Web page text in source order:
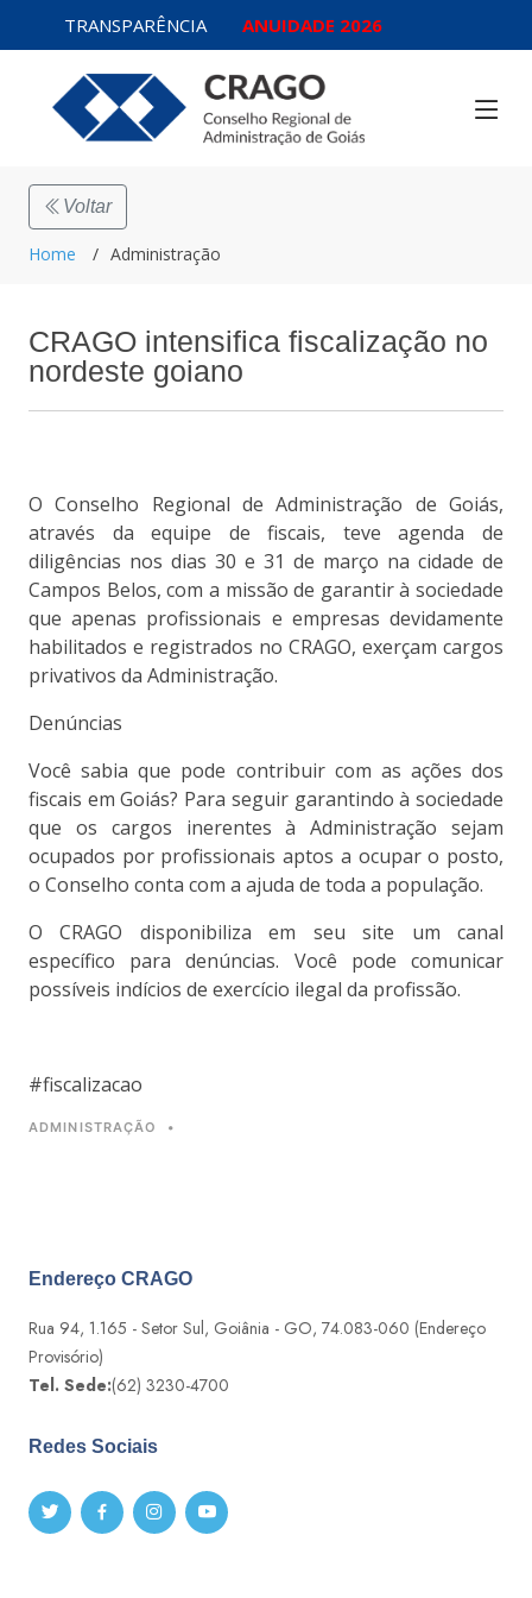
TRANSPARÊNCIA ANUIDADE 2026
Voltar
Home Administração
CRAGO intensifica fiscalização no
nordeste goiano
O Conselho Regional de Administração de Goiás,
através da equipe de fiscais, teve agenda de
diligências nos dias 30 e 31 de março na cidade de
Campos Belos, com a missão de garantir à sociedade
que apenas profissionais e empresas devidamente
habilitados e registrados no CRAGO, exerçam cargos
privativos da Administração.
Denúncias
Você sabia que pode contribuir com as ações dos
fiscais em Goiás? Para seguir garantindo à sociedade
que os cargos inerentes à Administração sejam
ocupados por profissionais aptos a ocupar o posto,
o Conselho conta com a ajuda de toda a população.
O CRAGO disponibiliza em seu site um canal
específico para denúncias. Você pode comunicar
possíveis indícios de exercício ilegal da profissão.
#fiscalizacao
ADMINISTRAÇÃO •
Endereço CRAGO
Rua 94, 1.165 - Setor Sul, Goiânia - GO, 74.083-060 (Endereço
Provisório)
Tel. Sede:(62) 3230-4700
Redes Sociais